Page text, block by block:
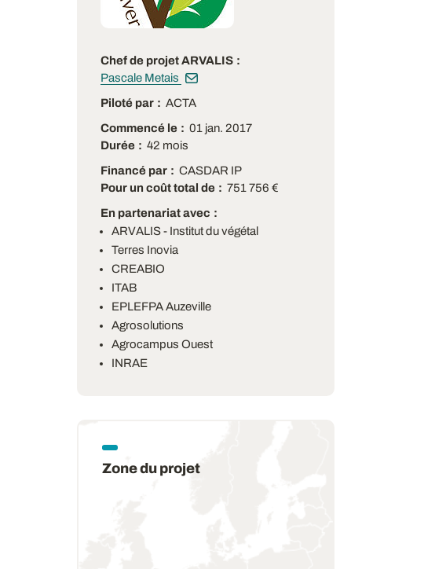
Chef de projet ARVALIS
Pascale Metais
Piloté par
ACTA
Commencé le
01 jan. 2017
Durée
42 mois
Financé par
CASDAR IP
Pour un coût total de
751 756 €
En partenariat avec
ARVALIS - Institut du végétal
Terres Inovia
CREABIO
ITAB
EPLEFPA Auzeville
Agrosolutions
Agrocampus Ouest
INRAE
Zone du projet